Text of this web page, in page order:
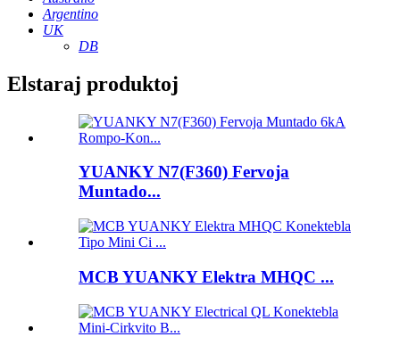
Argentino
UK
DB
Elstaraj produktoj
YUANKY N7(F360) Fervoja
Muntado...
MCB YUANKY Elektra MHQC ...